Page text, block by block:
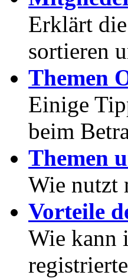
Erklärt
sortieren
Themen
Einige
beim
Themen
Wie nutzt
Vorteile
Wie kann